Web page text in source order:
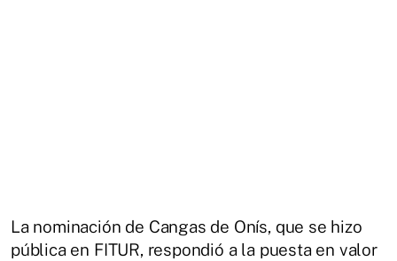
La nominación de Cangas de Onís, que se hizo
pública en FITUR, respondió a la puesta en valor